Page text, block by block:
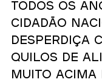
Todos os
cidadão
desperdiça
quilos de
muito acima